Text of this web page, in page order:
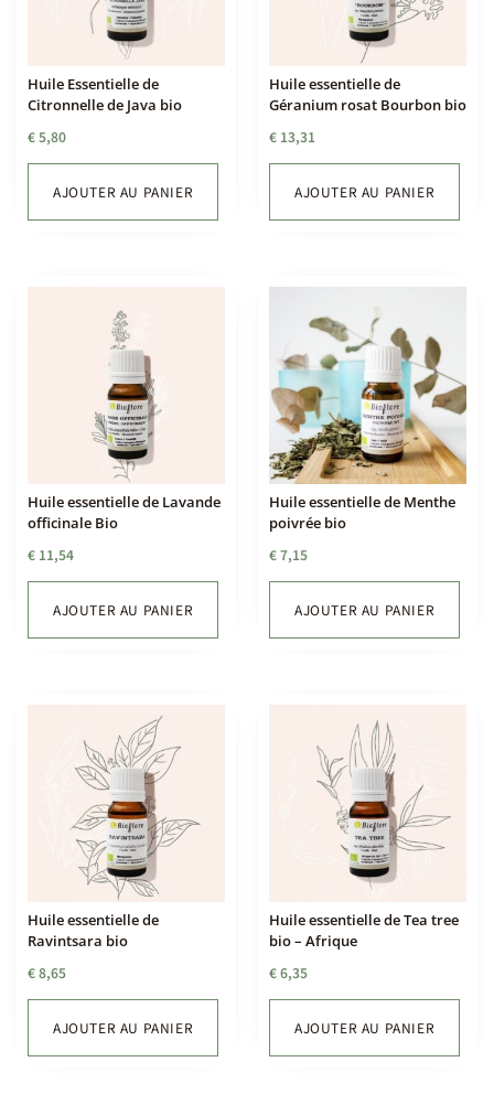
Huile Essentielle de
Citronnelle de Java bio
€5,80
AJOUTER AU PANIER
Huile essentielle de
Géranium rosat Bourbon bio
€ 13,31
AJOUTER AU PANIER
Huile essentielle de Lavande
officinale Bio
€ 11,54
AJOUTER AU PANIER
Huile essentielle de Menthe
poivrée bio
€7,15
AJOUTER AU PANIER
Huile essentielle de
Ravintsara bio
€8,65
AJOUTER AU PANIER
Huile essentielle de Tea tree
bio – Afrique
€6,35
AJOUTER AU PANIER